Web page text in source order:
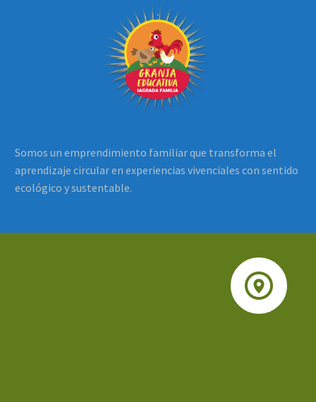
Somos un emprendimiento familiar que transforma el
aprendizaje circular en experiencias vivenciales con sentido
ecológico y sustentable.

